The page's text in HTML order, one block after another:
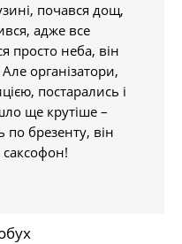
почався дощ,
адже все
просто неба, він
організатори,
постарались і
ще крутіше –
брезенту, він
саксофон!